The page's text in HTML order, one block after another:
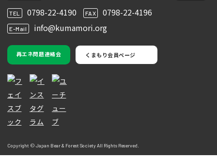
TEL 0798-22-4190 FAX 0798-22-4196
E-Mail info@kumamori.org
再エネ問題連絡会 くまもり会員ページ
Copyright © Japan Bear & Forest Society All Rights Reserved.